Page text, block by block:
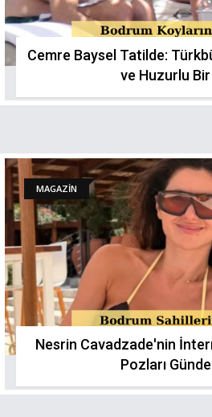
Cemre Baysel Tatilde:
ve Huzurlu Bir
MAGAZİN
Nesrin Cavadzade'nin
Pozları